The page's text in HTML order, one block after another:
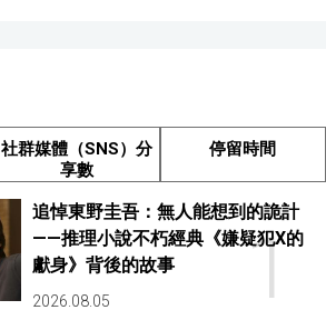
社群媒體（SNS）分
享數
停留時間
1
追悼東野圭吾：無人能想到的詭計
——推理小說不朽經典《嫌疑犯X的
獻身》背後的故事
2026.08.05